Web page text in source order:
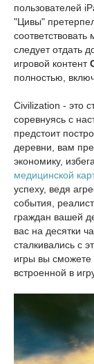
пользователей
"Цивы"
следует отдать
игровой контент
полностью,
Civilization - это
соревнуясь с
предстоит
деревни, вам
экономику,
медицинской
успеху, ведя
события,
граждан вашей
вас на десятки
сталкивались с
игры вы сможете
встроенной в